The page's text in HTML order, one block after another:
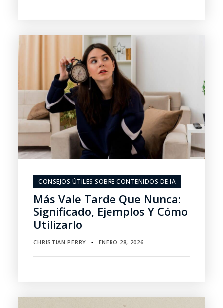
CONSEJOS ÚTILES SOBRE CONTENIDOS DE IA
Más Vale Tarde Que Nunca:
Significado, Ejemplos Y Cómo
Utilizarlo
CHRISTIAN PERRY ▪ ENERO 28, 2026